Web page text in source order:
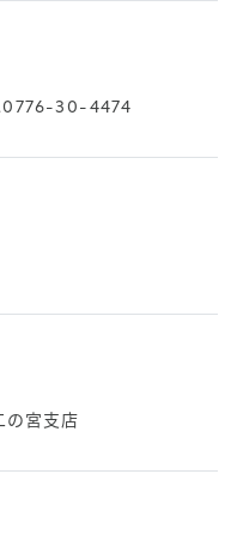
30-4474
宮支店